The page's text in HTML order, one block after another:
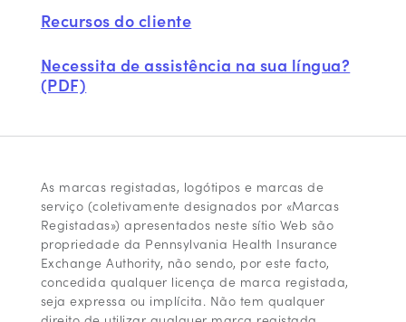
Recursos do cliente
Necessita de assistência na sua língua?
(PDF)
As marcas registadas, logótipos e marcas de
serviço (coletivamente designados por «Marcas
Registadas») apresentados neste sítio Web são
propriedade da Pennsylvania Health Insurance
Exchange Authority, não sendo, por este facto,
concedida qualquer licença de marca registada,
seja expressa ou implícita. Não tem qualquer